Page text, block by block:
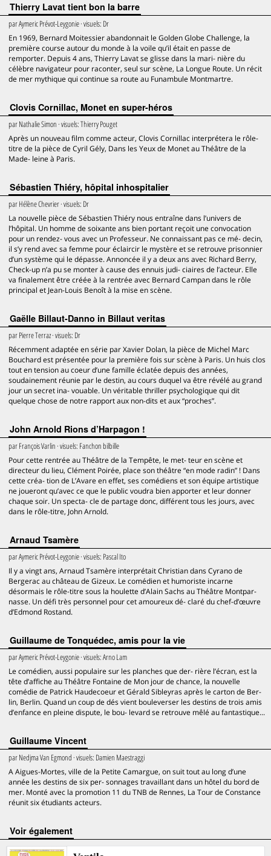
Thierry Lavat tient bon la barre
parAymeric Prévot-Leygonie· visuels: Dr
En 1969, Bernard Moitessier abandonnait le Golden Globe Challenge, la
première course autour du monde à la voile qu’il était en passe de
remporter. Depuis 4 ans, Thierry Lavat se glisse dans la mari- nière du
célèbre navigateur pour raconter, seul sur scène, La Longue Route. Un récit
de mer mythique qui continue sa route au Funambule Montmartre.
Clovis Cornillac, Monet en super-héros
parNathalie Simon · visuels:Thierry Pouget
Après un nouveau film comme acteur, Clovis Cornillac interprétera le rôle-
titre de la pièce de Cyril Gély, Dans les Yeux de Monet au Théâtre de la
Made- leine à Paris.
Sébastien Thiéry, hôpital inhospitalier
parHélène Chevrier· visuels: Dr
La nouvelle pièce de Sébastien Thiéry nous entraîne dans l’univers de
l’hôpital. Un homme de soixante ans bien portant reçoit une convocation
pour un rendez- vous avec un Professeur. Ne connaissant pas ce mé- decin,
il s’y rend avec sa femme pour éclaircir le mystère et se retrouve prisonnier
d’un système qui le dépasse. Annoncée il y a deux ans avec Richard Berry,
Check-up n’a pu se monter à cause des ennuis judi- ciaires de l’acteur. Elle
va finalement être créée à la rentrée avec Bernard Campan dans le rôle
principal et Jean-Louis Benoît à la mise en scène.
Gaëlle Billaut-Danno in Billaut veritas
parPierre Terraz· visuels: Dr
Récemment adaptée en série par Xavier Dolan, la pièce de Michel Marc
Bouchard est présentée pour la première fois sur scène à Paris. Un huis clos
tout en tension au coeur d’une famille éclatée depuis des années,
soudainement réunie par le destin, au cours duquel va être révélé au grand
jour un secret ina- vouable. Un véritable thriller psychologique qui dit
quelque chose de notre rapport aux non-dits et aux “proches”.
John Arnold Rions d’Harpagon !
parFrançois Varlin · visuels: Fanchon bilbille
Pour cette rentrée au Théâtre de la Tempête, le met- teur en scène et
directeur du lieu, Clément Poirée, place son théâtre “en mode radin” ! Dans
cette créa- tion de L’Avare en effet, ses comédiens et son équipe artistique
ne joueront qu’avec ce que le public voudra bien apporter et leur donner
chaque soir. Un specta- cle de partage donc, différent tous les jours, avec
dans le rôle-titre, John Arnold.
Arnaud Tsamère
parAymeric Prévot-Leygonie· visuels: Pascal Ito
Il y a vingt ans, Arnaud Tsamère interprétait Christian dans Cyrano de
Bergerac au château de Gizeux. Le comédien et humoriste incarne
désormais le rôle-titre sous la houlette d’Alain Sachs au Théâtre Montpar-
nasse. Un défi très personnel pour cet amoureux dé- claré du chef-d’œuvre
d’Edmond Rostand.
Guillaume de Tonquédec, amis pour la vie
parAymeric Prévot-Leygonie· visuels:Arno Lam
Le comédien, aussi populaire sur les planches que der- rière l’écran, est la
tête d’affiche au Théâtre Fontaine de Mon jour de chance, la nouvelle
comédie de Patrick Haudecoeur et Gérald Sibleyras après le carton de Ber-
lin, Berlin. Quand un coup de dés vient bouleverser les destins de trois amis
d’enfance en pleine dispute, le bou- levard se retrouve mêlé au fantastique...
Guillaume Vincent
parNedjma Van Egmond · visuels: Damien Maestraggi
A Aigues-Mortes, ville de la Petite Camargue, on suit tout au long d’une
année les destins de six per- sonnages travaillant dans un hôtel du bord de
mer. Monté avec la promotion 11 du TNB de Rennes, La Tour de Constance
réunit six étudiants acteurs.
voir également